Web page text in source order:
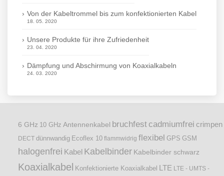
Von der Kabeltrommel bis zum konfektionierten Kabel
18. 05. 2020
Unsere Produkte für ihre Zufriedenheit
23. 04. 2020
Dämpfung und Abschirmung von Koaxialkabeln
24. 03. 2020
6 GHz 10 GHz Antennenkabel bruchfest cadmiumfrei crimpen
DECT dünnwandig Ecoflex 10 flammwidrig flexibel GPS GSM
halogenfrei Kabel Kabelbinder Kabelbinder schwarz
Koaxialkabel Konfektionierte Koaxialkabel LTE LTE - UMTS -